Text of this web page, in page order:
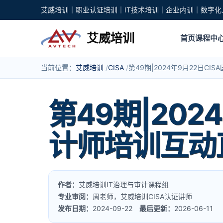
艾威培训｜职业认证培训｜IT技术培训｜企业内训｜数字
艾威培训 首页课程中
当前位置： 艾威培训 CISA 第49期|2024年9月22日CISA
第49期|2024
计师培训互
作者： 艾威培训IT治理与审计课程组
专业审阅： 周老师，艾威培训CISA认证讲师
发布日期： 2024-09-22最后更新： 2026-06-11